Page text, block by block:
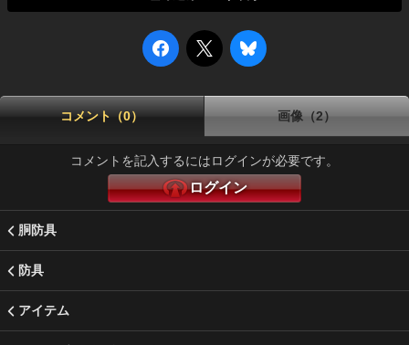
コメント（0） 画像（2）
コメントを記入するにはログインが必要です。
ログイン
胴防具
防具
アイテム